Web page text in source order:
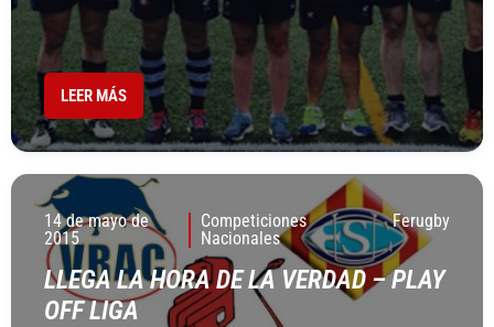
LEER MÁS
14 de mayo de
2015
Competiciones
Nacionales
Ferugby
LLEGA LA HORA DE LA VERDAD – PLAY
OFF LIGA